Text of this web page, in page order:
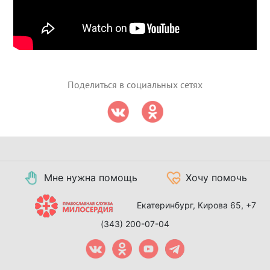
Поделиться в социальных сетях
Мне нужна помощь Хочу помочь
Екатеринбург, Кирова 65, +7
(343) 200-07-04